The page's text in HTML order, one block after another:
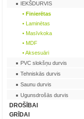
IEKŠDURVIS
• Finierētas
• Laminētas
• Masīvkoka
• MDF
• Aksesuāri
PVC slokšņu durvis
Tehniskās durvis
Saunu durvis
Ugunsdrošās durvis
DROŠĪBAI
GRĪDAI